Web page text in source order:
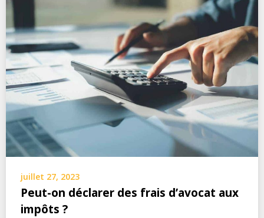
juillet 27, 2023
Peut-on déclarer des frais d’avocat aux
impôts ?